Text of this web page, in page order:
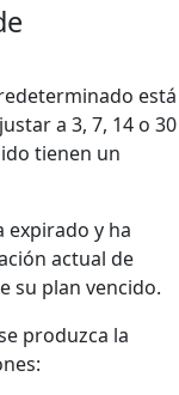
está
a 3, 7, 14 o 30
tienen un
expirado y ha
actual de
su plan vencido.
produzca la